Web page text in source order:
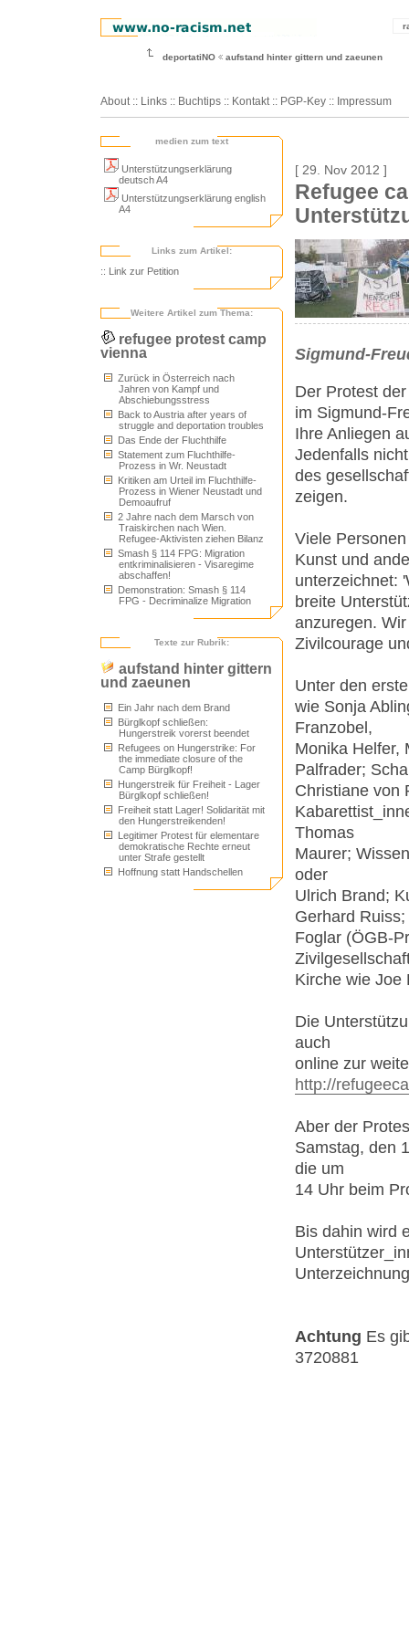
deportatiNO aufstand hinter gittern und zaeunen
About :: Links :: Buchtips :: Kontakt :: PGP-Key :: Impressum
medien zum text
Unterstützungserklärung
deutsch A4
Unterstützungserklärung english
A4
Links zum Artikel:
:: Link zur Petition
Weitere Artikel zum Thema:
refugee protest camp
vienna
Zurück in Österreich nach
Jahren von Kampf und
Abschiebungsstress
Back to Austria after years of
struggle and deportation troubles
Das Ende der Fluchthilfe
Statement zum Fluchthilfe-
Prozess in Wr. Neustadt
Kritiken am Urteil im Fluchthilfe-
Prozess in Wiener Neustadt und
Demoaufruf
2 Jahre nach dem Marsch von
Traiskirchen nach Wien.
Refugee-Aktivisten ziehen Bilanz
Smash § 114 FPG: Migration
entkriminalisieren - Visaregime
abschaffen!
Demonstration: Smash § 114
FPG - Decriminalize Migration
Texte zur Rubrik:
aufstand hinter gittern
und zaeunen
Ein Jahr nach dem Brand
Bürglkopf schließen:
Hungerstreik vorerst beendet
Refugees on Hungerstrike: For
the immediate closure of the
Camp Bürglkopf!
Hungerstreik für Freiheit - Lager
Bürglkopf schließen!
Freiheit statt Lager! Solidarität mit
den Hungerstreikenden!
Legitimer Protest für elementare
demokratische Rechte erneut
unter Strafe gestellt
Hoffnung statt Handschellen
[ 29. Nov 2012 ]
Refugee
Sigmund-
Der Protest
im Sigmund-
Ihre Anliegen
Jedenfalls
des
zeigen.
Viele
Kunst und
unterzeichnet:
breite
anzuregen.
Zivilcourage
Unter den
wie Sonja
Franzobel,
Monika Helfer,
Palfrader;
Christiane von
Thomas
Maurer;
oder
Ulrich Brand;
Gerhard
Foglar (ÖGB-
Kirche wie Joe
Die
auch
online zur
http://
Aber der
Samstag, den
die um
14 Uhr beim
Bis dahin wird
Achtung Es
3720881